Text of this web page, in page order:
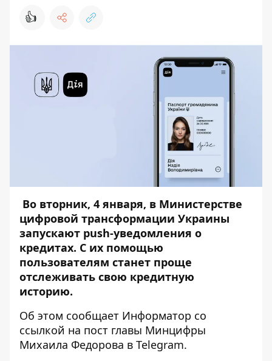
👍
Во вторник, 4 января, в Министерстве
цифровой трансформации Украины
запускают push-уведомления о
кредитах. С их помощью
пользователям станет проще
отслеживать свою кредитную
историю.
Об этом сообщает Информатор со
ссылкой на пост главы Минцифры
Михаила Федорова в Telegram.